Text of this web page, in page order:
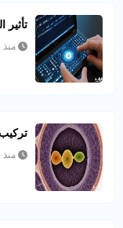
تأثير